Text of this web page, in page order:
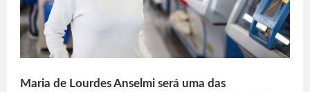
Maria de Lourdes Anselmi será uma das